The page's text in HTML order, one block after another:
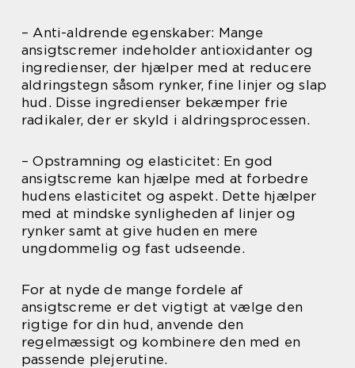
– Anti-aldrende egenskaber: Mange
ansigtscremer indeholder antioxidanter og
ingredienser, der hjælper med at reducere
aldringstegn såsom rynker, fine linjer og slap
hud. Disse ingredienser bekæmper frie
radikaler, der er skyld i aldringsprocessen.
– Opstramning og elasticitet: En god
ansigtscreme kan hjælpe med at forbedre
hudens elasticitet og aspekt. Dette hjælper
med at mindske synligheden af linjer og
rynker samt at give huden en mere
ungdommelig og fast udseende.
For at nyde de mange fordele af
ansigtscreme er det vigtigt at vælge den
rigtige for din hud, anvende den
regelmæssigt og kombinere den med en
passende plejerutine.